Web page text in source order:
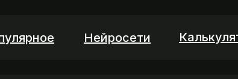
Нейросети